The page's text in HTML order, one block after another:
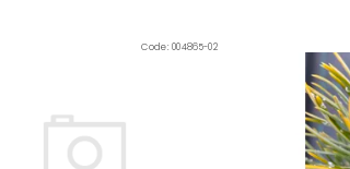
Code:004865-02